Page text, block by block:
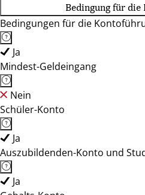
Bedingung für
Bedingungen für die
Ja
Mindest-Geldeingang
Nein
Schüler-Konto
Ja
Auszubildenden-Konto und
Ja